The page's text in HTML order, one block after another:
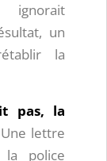
ignorait
un
la
pas, la
lettre
police